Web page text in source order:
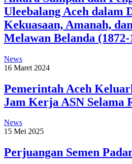
Uleebalang Aceh dalam
Kekuasaan, Amanah,
Melawan Belanda (1872-
News
16 Maret 2024
Pemerintah Aceh
Jam Kerja ASN Selama
News
15 Mei 2025
Perjuangan Semen